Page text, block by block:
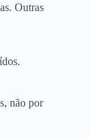
Outras
não por